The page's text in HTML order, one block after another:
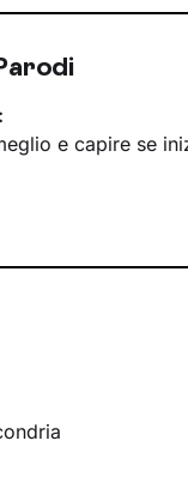
e capire se